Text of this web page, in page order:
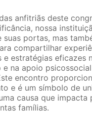
anfitriãs deste
nossa
suas portas, mas
compartilhar
e estratégias eficazes
e na apoio
encontro
e é um símbolo de
causa que impacta
famílias.